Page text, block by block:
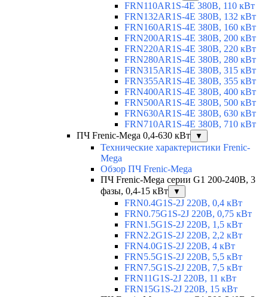
FRN110AR1S-4E 380В, 110 кВт
FRN132AR1S-4E 380В, 132 кВт
FRN160AR1S-4E 380В, 160 кВт
FRN200AR1S-4E 380В, 200 кВт
FRN220AR1S-4E 380В, 220 кВт
FRN280AR1S-4E 380В, 280 кВт
FRN315AR1S-4E 380В, 315 кВт
FRN355AR1S-4E 380В, 355 кВт
FRN400AR1S-4E 380В, 400 кВт
FRN500AR1S-4E 380В, 500 кВт
FRN630AR1S-4E 380В, 630 кВт
FRN710AR1S-4E 380В, 710 кВт
ПЧ Frenic-Mega 0,4-630 кВт
▼
Технические характеристики Frenic-
Mega
Обзор ПЧ Frenic-Mega
ПЧ Frenic-Mega серии G1 200-240В, 3
фазы, 0,4-15 кВт
▼
FRN0.4G1S-2J 220В, 0,4 кВт
FRN0.75G1S-2J 220В, 0,75 кВт
FRN1.5G1S-2J 220В, 1,5 кВт
FRN2.2G1S-2J 220В, 2,2 кВт
FRN4.0G1S-2J 220В, 4 кВт
FRN5.5G1S-2J 220В, 5,5 кВт
FRN7.5G1S-2J 220В, 7,5 кВт
FRN11G1S-2J 220В, 11 кВт
FRN15G1S-2J 220В, 15 кВт